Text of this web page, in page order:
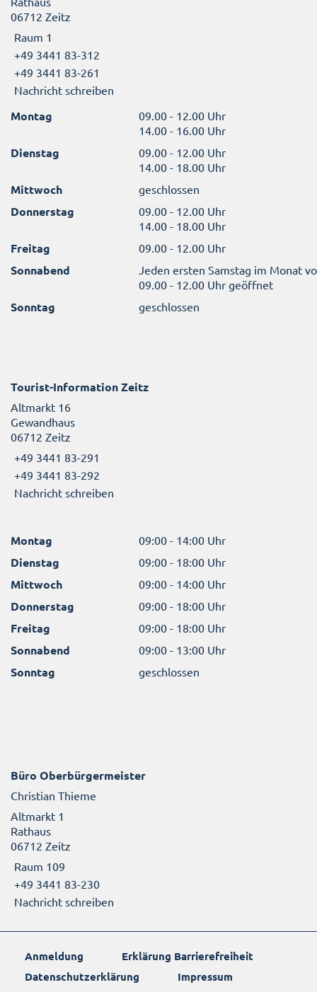
06712 Zeitz
Raum 1
+49 3441 83-312
+49 3441 83-261
Nachricht schreiben
Montag
09.00 - 12.00 Uhr
14.00 - 16.00 Uhr
Dienstag
09.00 - 12.00 Uhr
14.00 - 18.00 Uhr
Mittwoch geschlossen
Donnerstag
09.00 - 12.00 Uhr
14.00 - 18.00 Uhr
Freitag 09.00 - 12.00 Uhr
Sonnabend
Jeden ersten Samstag im Monat
09.00 - 12.00 Uhr geöffnet
Sonntag geschlossen
Tourist-Information Zeitz
Altmarkt 16
Gewandhaus
06712 Zeitz
+49 3441 83-291
+49 3441 83-292
Nachricht schreiben
Montag 09:00 - 14:00 Uhr
Dienstag 09:00 - 18:00 Uhr
Mittwoch 09:00 - 14:00 Uhr
Donnerstag 09:00 - 18:00 Uhr
Freitag 09:00 - 18:00 Uhr
Sonnabend 09:00 - 13:00 Uhr
Sonntag geschlossen
Büro Oberbürgermeister
Christian Thieme
Altmarkt 1
Rathaus
06712 Zeitz
Raum 109
+49 3441 83-230
Nachricht schreiben
Anmeldung
Erklärung Barrierefreiheit
Datenschutzerklärung
Impressum